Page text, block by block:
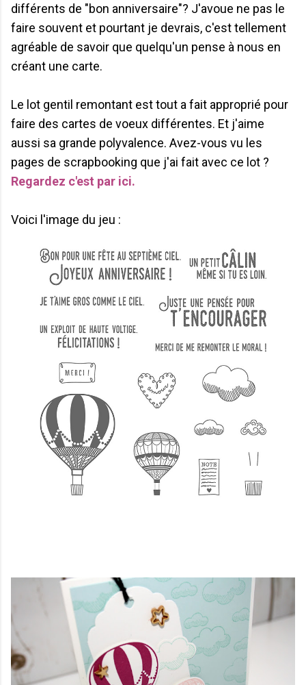
différents de "bon anniversaire"? J'avoue ne pas le
faire souvent et pourtant je devrais, c'est tellement
agréable de savoir que quelqu'un pense à nous en
créant une carte.
Le lot gentil remontant est tout a fait approprié pour
faire des cartes de voeux différentes. Et j'aime
aussi sa grande polyvalence. Avez-vous vu les
pages de scrapbooking que j'ai fait avec ce lot ?
Regardez c'est par ici.
Voici l'image du jeu :